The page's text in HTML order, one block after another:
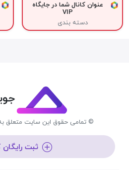
عنوان کانال شما در جایگاه
VIP
دسته بندی
© تمامی حقوق این سایت متعلق
ثبت رایگان